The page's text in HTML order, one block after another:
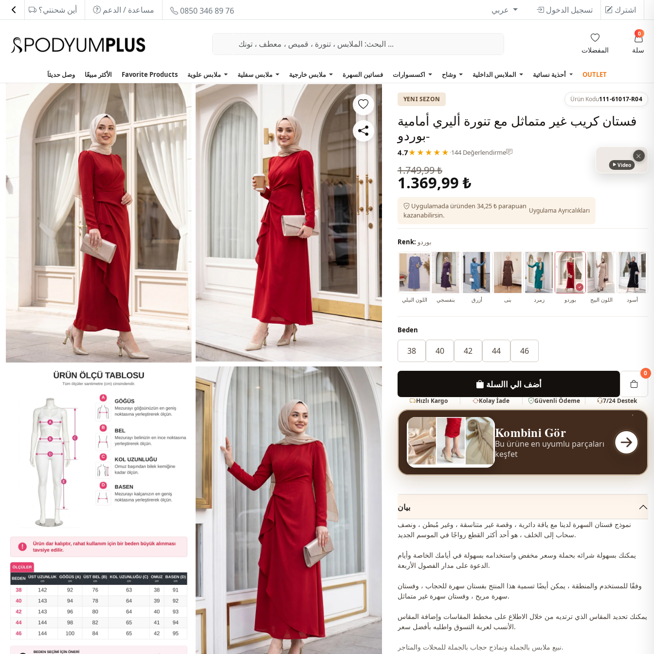
أين شحنتي؟ مساعدة / الدعم 0850 346 89 76 تسجيل الدخول اشترك
المفضلات سلة
0
وصل حديثاَ الأكثر مبيعًا Favorite Products ملابس علوية ملابس سفلية ملابس خارجية فساتين السهرة OUTLET
YENI SEZON Ürün Kodu111-61017-R04
فستان كريب غير متماثل مع تنورة أليري ​​أمامية
-بوردو
4.7★★★★★ ·144 Değerlendirme
1.749,99 ₺
1.369,99 ₺
Uygulamada üründen 34,25 ₺ parapuan
kazanabilirsin.
Uygulama Ayrıcalıkları
Video
Renk: بوردو
بوردو غامق كحلي أزرق شامي أحمر اللون النيلي بنفسجي أزرق بنى زمرد بوردو اللون البيج أسود
Beden
38 40 42 44 46
أضف الي االسلة
0
Hızlı Kargo Kolay İade Güvenli Ödeme 7/24 Destek
Kombini Gör
Bu ürüne en uyumlu parçaları
keşfet
بيان
نموذج فستان السهرة لدينا مع ياقة دائرية ، وقصة غير متناسقة ، وغير مُبطن ، ونصف
سحاب إلى الخلف ، هو أحد أكثر القطع رواجًا في الموسم الجديد.
يمكنك بسهولة شرائه بحملة وسعر مخفض واستخدامه بسهولة في أيامك الخاصة وأيام
الدعوة على مدار الفصول الأربعة.
وفقًا للمستخدم والمنطقة ، يمكن أيضًا تسمية هذا المنتج بفستان سهرة للحجاب ، وفستان
سهرة مريح ، وفستان سهرة غير متماثل.
يمكنك تحديد المقاس الذي ترتديه من خلال الاطلاع على مخطط المقاسات وإضافة المقاس
الأنسب لعربة التسوق واطلبه بأفضل سعر.
نبيع ملابس بالجملة ونماذج حجاب بالجملة للمحلات والمتاجر.